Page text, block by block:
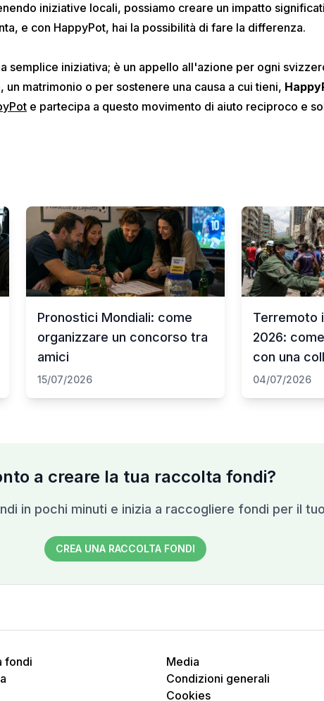
iniziative locali, possiamo creare un impatto
e con HappyPot, hai la possibilità di fare la differenza.
semplice iniziativa; è un appello all'azione per ogni
matrimonio o per sostenere una causa a cui tieni,
e partecipa a questo movimento di aiuto reciproco e
Pronostici Mondiali: come
organizzare un concorso tra
amici
15/07/2026
Terremoto
2026:
con una
04/07/2026
a creare la tua raccolta fondi?
in pochi minuti e inizia a raccogliere fondi per il
CREA UNA RACCOLTA FONDI
fondi
Media
Condizioni generali
Cookies